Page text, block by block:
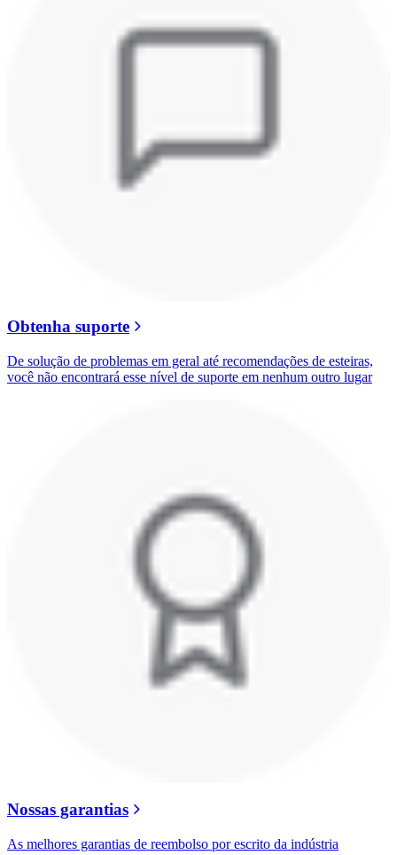
Obtenha suporte
De solução de problemas em geral até recomendações de esteiras,
você não encontrará esse nível de suporte em nenhum outro lugar
Nossas garantias
As melhores garantias de reembolso por escrito da indústria